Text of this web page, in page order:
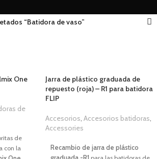
“Batidora de vaso”
One
de
de
con la
Jarra de plástico graduada de
repuesto (roja) – R1 para batidora
FLIP
Accesorios, Accesorios batidoras,
Accessories
Recambio de jarra de plástico